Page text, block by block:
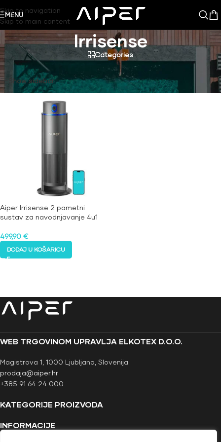
Skip to navigation
Skip to main content
MENU
Irrisense
Categories
Aiper/Irrisense Prikazuje se jedan rezultat
Show sidebar
Aiper Irrisense 2 pametni
sustav za navodnjavanje 4u1
499,90 €
DODAJ U KOŠARICU
WEB TRGOVINOM UPRAVLJA ELKOTEX D.O.O.
Magistrova 1, 1000 Ljubljana, Slovenija
prodaja@aiper.hr
+385 91 64 24 000
KATEGORIJE PROIZVODA
INFORMACIJE